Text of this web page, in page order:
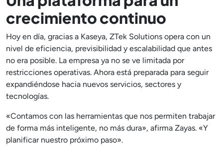
crecimiento continuo
Hoy en día, gracias a Kaseya, ZTek Solutions opera con un
nivel de eficiencia, previsibilidad y escalabilidad que antes
no era posible. La empresa ya no se ve limitada por
restricciones operativas. Ahora está preparada para seguir
expandiéndose hacia nuevos servicios, sectores y
tecnologías.
«Contamos con las herramientas que nos permiten trabajar
de forma más inteligente, no más dura», afirma Zayas. «Y
planificar nuestro próximo paso».